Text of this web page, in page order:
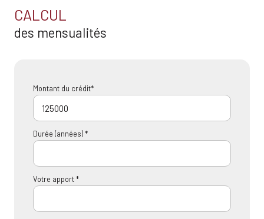
CALCUL
des mensualités
Montant du crédit*
Durée (années) *
Votre apport *